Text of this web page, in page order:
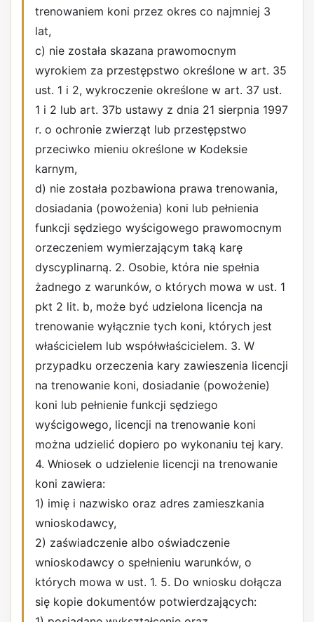
trenowaniem koni przez okres co najmniej 3
lat,
c) nie została skazana prawomocnym
wyrokiem za przestępstwo określone w art. 35
ust. 1 i 2, wykroczenie określone w art. 37 ust.
1 i 2 lub art. 37b ustawy z dnia 21 sierpnia 1997
r. o ochronie zwierząt lub przestępstwo
przeciwko mieniu określone w Kodeksie
karnym,
d) nie została pozbawiona prawa trenowania,
dosiadania (powożenia) koni lub pełnienia
funkcji sędziego wyścigowego prawomocnym
orzeczeniem wymierzającym taką karę
dyscyplinarną. 2. Osobie, która nie spełnia
żadnego z warunków, o których mowa w ust. 1
pkt 2 lit. b, może być udzielona licencja na
trenowanie wyłącznie tych koni, których jest
właścicielem lub współwłaścicielem. 3. W
przypadku orzeczenia kary zawieszenia licencji
na trenowanie koni, dosiadanie (powożenie)
koni lub pełnienie funkcji sędziego
wyścigowego, licencji na trenowanie koni
można udzielić dopiero po wykonaniu tej kary.
4. Wniosek o udzielenie licencji na trenowanie
koni zawiera:
1) imię i nazwisko oraz adres zamieszkania
wnioskodawcy,
2) zaświadczenie albo oświadczenie
wnioskodawcy o spełnieniu warunków, o
których mowa w ust. 1. 5. Do wniosku dołącza
się kopie dokumentów potwierdzających: